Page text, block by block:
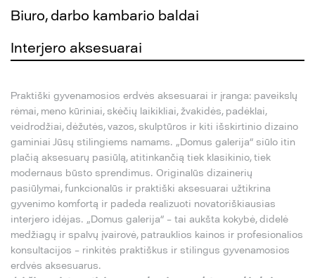
Biuro, darbo kambario baldai
Interjero aksesuarai
Praktiški gyvenamosios erdvės aksesuarai ir įranga: paveikslų
rėmai, meno kūriniai, skėčių laikikliai, žvakidės, padėklai,
veidrodžiai, dėžutės, vazos, skulptūros ir kiti išskirtinio dizaino
gaminiai Jūsų stilingiems namams. „Domus galerija“ siūlo itin
plačią aksesuarų pasiūlą, atitinkančią tiek klasikinio, tiek
modernaus būsto sprendimus. Originalūs dizainerių
pasiūlymai, funkcionalūs ir praktiški aksesuarai užtikrina
gyvenimo komfortą ir padeda realizuoti novatoriškiausias
interjero idėjas. „Domus galerija“ – tai aukšta kokybė, didelė
medžiagų ir spalvų įvairovė, patrauklios kainos ir profesionalios
konsultacijos – rinkitės praktiškus ir stilingus gyvenamosios
erdvės aksesuarus.